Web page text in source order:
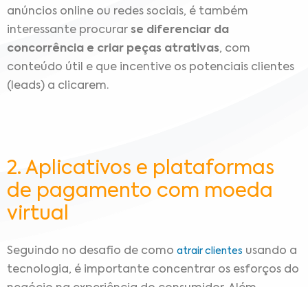
anúncios online ou redes sociais, é também
interessante procurar se diferenciar da
concorrência e criar peças atrativas, com
conteúdo útil e que incentive os potenciais clientes
(leads) a clicarem.
2. Aplicativos e plataformas
de pagamento com moeda
virtual
Seguindo no desafio de como atrair clientes usando a
tecnologia, é importante concentrar os esforços do